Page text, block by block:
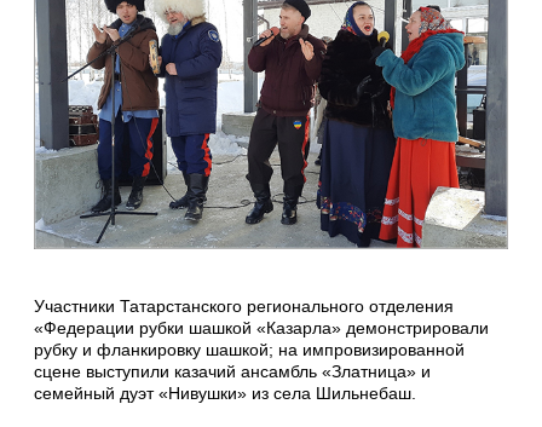
Участники Татарстанского регионального отделения
«Федерации рубки шашкой «Казарла» демонстрировали
рубку и фланкировку шашкой; на импровизированной
сцене выступили казачий ансамбль «Златница» и
семейный дуэт «Нивушки» из села Шильнебаш.